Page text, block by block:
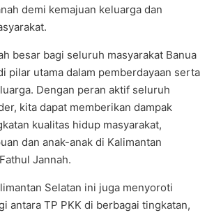
demi kemajuan keluarga dan
besar bagi seluruh masyarakat Banua
pilar utama dalam pemberdayaan serta
Dengan peran aktif seluruh
kita dapat memberikan dampak
kualitas hidup masyarakat,
dan anak-anak di Kalimantan
Jannah.
Selatan ini juga menyoroti
antara TP PKK di berbagai tingkatan,